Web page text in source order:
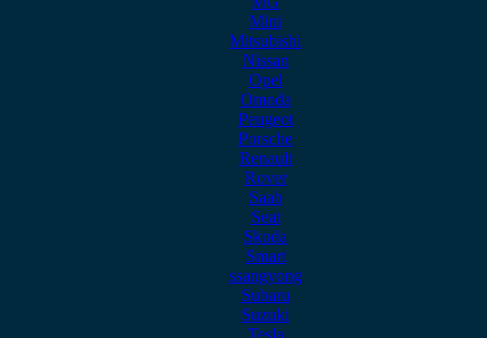
Mini
Mitsubishi
Nissan
Opel
Omoda
Peugeot
Porsche
Renault
Rover
Saab
Seat
Skoda
Smart
ssangyong
Subaru
Suzuki
Tesla